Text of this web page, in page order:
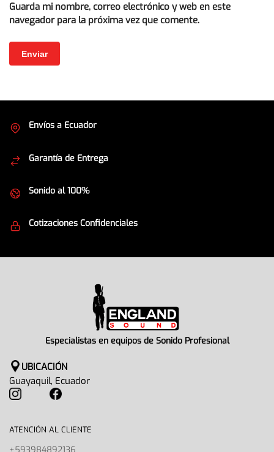
Guarda mi nombre, correo electrónico y web en este
navegador para la próxima vez que comente.
Envíos a Ecuador
Garantía de Entrega
Sonido al 100%
Cotizaciones Confidenciales
Especialistas en equipos de Sonido Profesional
UBICACIÓN
Guayaquil, Ecuador
ATENCIÓN AL CLIENTE